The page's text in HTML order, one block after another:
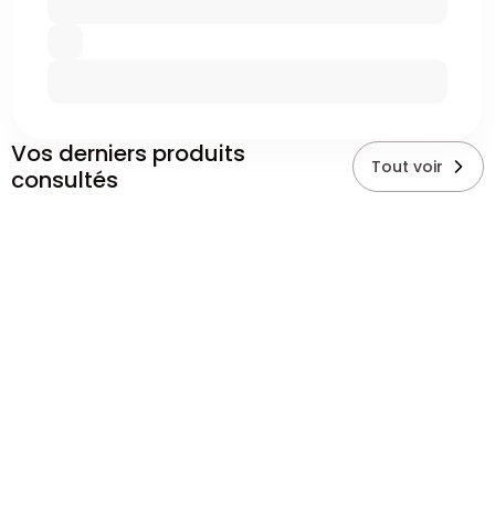
Vos derniers produits
consultés
Tout voir